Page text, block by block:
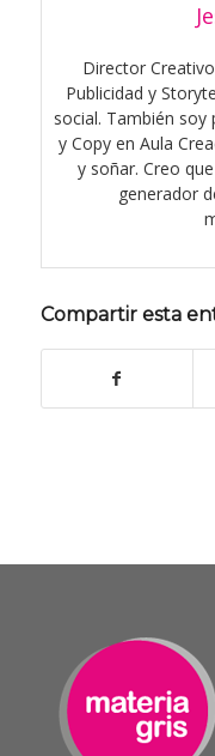
Director
Publicidad y
social. También soy
y Copy en Aula
y soñar. Creo
generador
Compartir esta